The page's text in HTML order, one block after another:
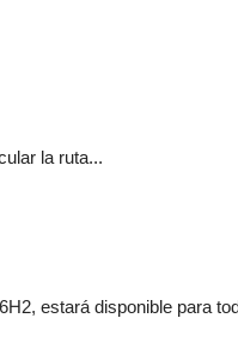
la ruta...
estará disponible para